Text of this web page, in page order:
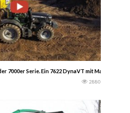
7000er Serie. Ein 7622 DynaVT mit Mammut
2880